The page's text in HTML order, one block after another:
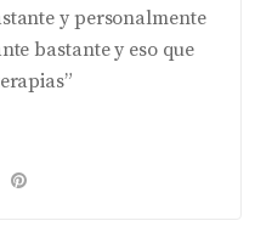
y personalmente
bastante y eso que